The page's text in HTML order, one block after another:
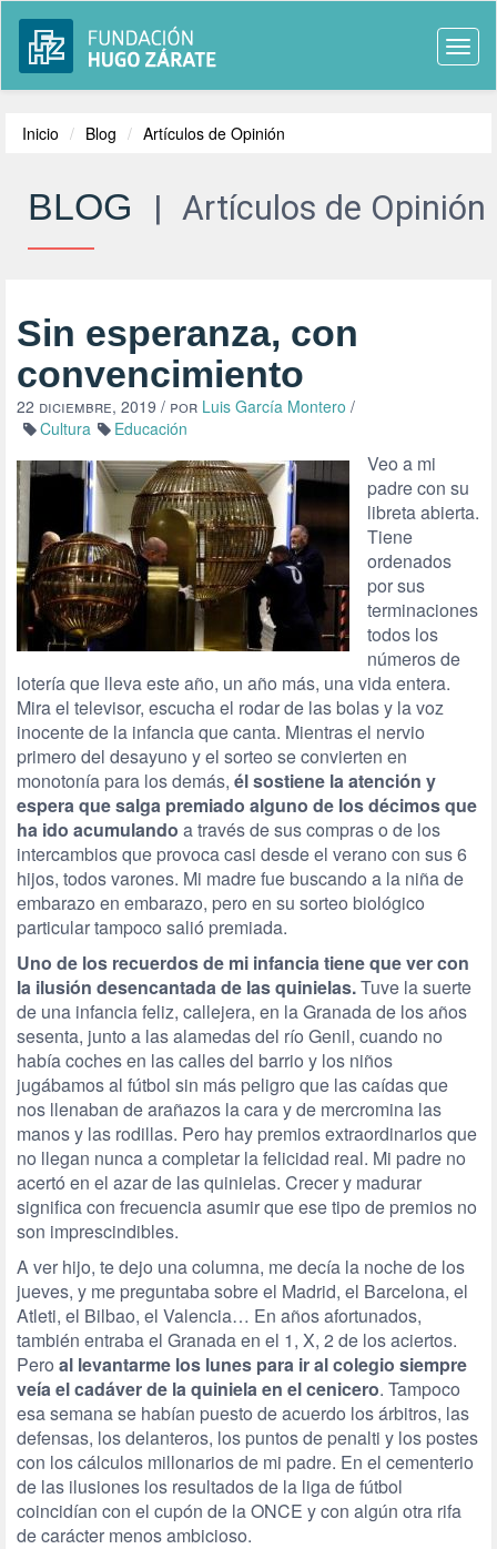
Inicio Blog Artículos de Opinión
BLOG | Artículos de Opinión
Sin esperanza, con
convencimiento
22 diciembre, 2019 / por Luis García Montero /
Cultura
Educación
Veo a mi
padre con su
libreta abierta.
Tiene
ordenados
por sus
terminaciones
todos los
números de
lotería que lleva este año, un año más, una vida entera.
Mira el televisor, escucha el rodar de las bolas y la voz
inocente de la infancia que canta. Mientras el nervio
primero del desayuno y el sorteo se convierten en
monotonía para los demás, él sostiene la atención y
espera que salga premiado alguno de los décimos que
ha ido acumulando a través de sus compras o de los
intercambios que provoca casi desde el verano con sus 6
hijos, todos varones. Mi madre fue buscando a la niña de
embarazo en embarazo, pero en su sorteo biológico
particular tampoco salió premiada.
Uno de los recuerdos de mi infancia tiene que ver con
la ilusión desencantada de las quinielas.Tuve la suerte
de una infancia feliz, callejera, en la Granada de los años
sesenta, junto a las alamedas del río Genil, cuando no
había coches en las calles del barrio y los niños
jugábamos al fútbol sin más peligro que las caídas que
nos llenaban de arañazos la cara y de mercromina las
manos y las rodillas. Pero hay premios extraordinarios que
no llegan nunca a completar la felicidad real. Mi padre no
acertó en el azar de las quinielas. Crecer y madurar
significa con frecuencia asumir que ese tipo de premios no
son imprescindibles.
A ver hijo, te dejo una columna, me decía la noche de los
jueves, y me preguntaba sobre el Madrid, el Barcelona, el
Atleti, el Bilbao, el Valencia… En años afortunados,
también entraba el Granada en el 1, X, 2 de los aciertos.
Pero al levantarme los lunes para ir al colegio siempre
veía el cadáver de la quiniela en el cenicero. Tampoco
esa semana se habían puesto de acuerdo los árbitros, las
defensas, los delanteros, los puntos de penalti y los postes
con los cálculos millonarios de mi padre. En el cementerio
de las ilusiones los resultados de la liga de fútbol
coincidían con el cupón de la ONCE y con algún otra rifa
de carácter menos ambicioso.